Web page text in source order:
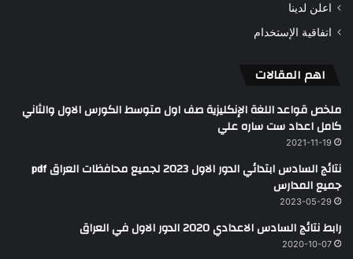
اعلن لدينا
اتفاقية الإستخدام
اهم المقالات
ملخص قواعد اللغة الإنكليزية صف اول متوسط الكورس الاول والثاني
كامل اعداد ست ساره علي
2021-11-19
نتائج السادس ابتدائي الدور الاول 2023 لجميع محافظات العراق pdf
جميع المدارس
2023-05-29
رابط نتائج السادس الاعدادي 2020 الدور الاول في العراق
2020-10-07